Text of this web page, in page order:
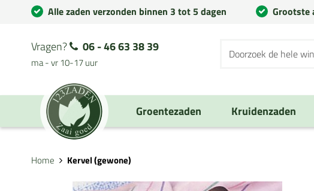
Alle zaden verzonden binnen 3 tot 5 dagen Grootste
Vragen? 06 - 46 63 38 39
ma - vr 10-17 uur
Groentezaden Kruidenzaden
Home Kervel (gewone)